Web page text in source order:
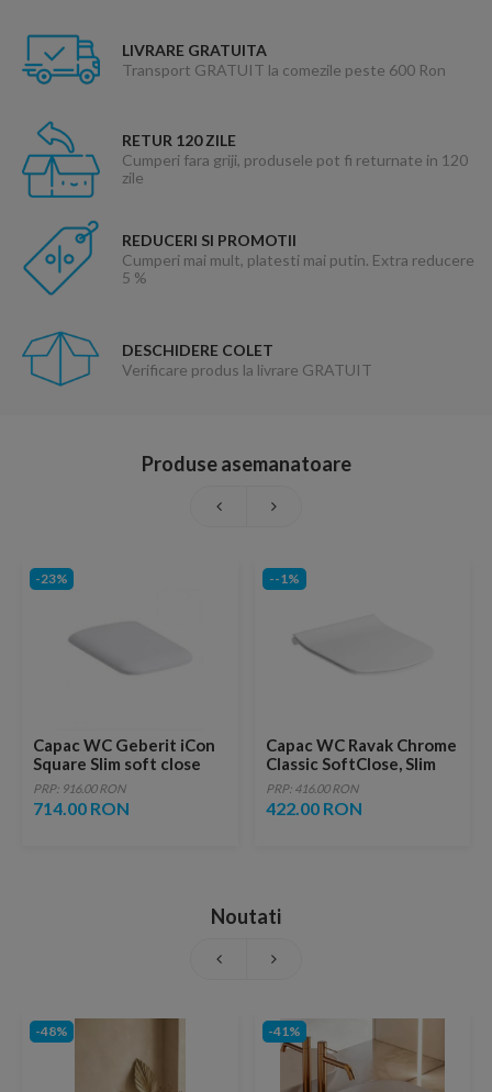
LIVRARE GRATUITA
Transport GRATUIT la comezile peste 600 Ron
RETUR 120 ZILE
Cumperi fara griji, produsele pot fi returnate in 120
zile
REDUCERI SI PROMOTII
Cumperi mai mult, platesti mai putin. Extra reducere
5 %
DESCHIDERE COLET
Verificare produs la livrare GRATUIT
Produse asemanatoare
-23%
Capac WC Geberit iCon
Square Slim soft close
PRP: 916.00 RON
714.00 RON
--1%
Capac WC Ravak Chrome
Classic SoftClose, Slim
PRP: 416.00 RON
422.00 RON
Noutati
-48% -41%